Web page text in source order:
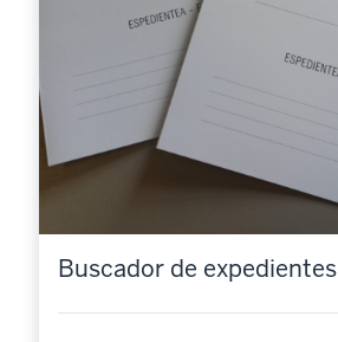
Buscador de expedientes